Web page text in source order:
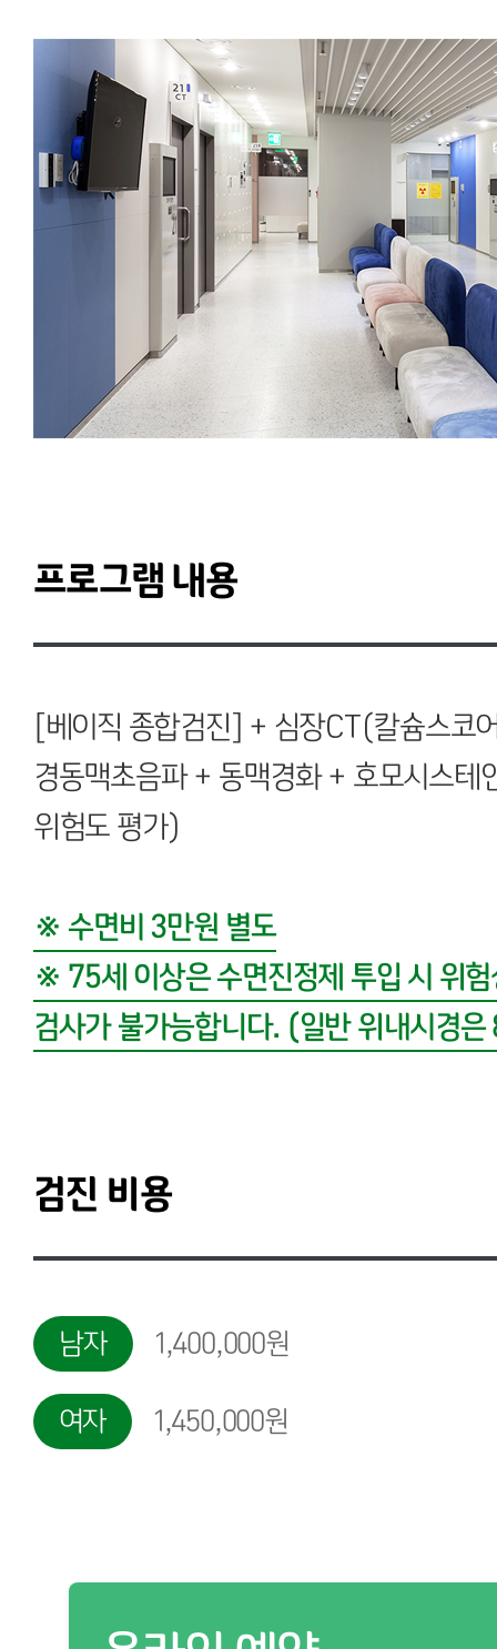
프로그램 내용
[베이직 종합검진] + 심장CT(칼슘스코
경동맥초음파 + 동맥경화 + 호모시스테
위험도 평가)
※ 수면비 3만원 별도
※ 75세 이상은 수면진정제 투입 시 위
검사가 불가능합니다. (일반 위내시경
검진 비용
남자 1,400,000원
여자 1,450,000원